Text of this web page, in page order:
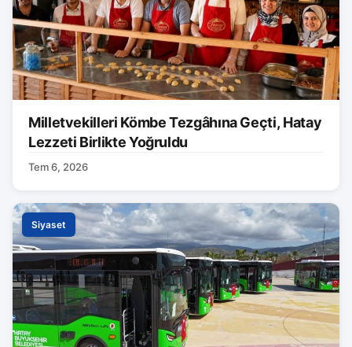
Milletvekilleri Kömbe Tezgâhına Geçti, Hatay
Lezzeti Birlikte Yoğruldu
Tem 6, 2026
Siyaset